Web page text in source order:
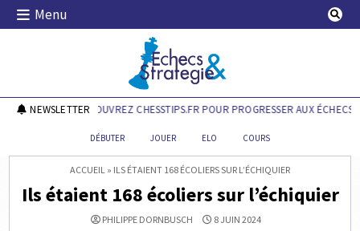
Skip
Menu
Echecs & Stratégie
NEWSLETTERDÉCOUVREZ CHESSTIPS.FR POUR PROGRESSER AUX ÉCHECS !
DÉBUTER JOUER ELO COURS
ACCUEIL » ILS ÉTAIENT 168 ÉCOLIERS SUR L’ÉCHIQUIER
Ils étaient 168 écoliers sur l’échiquier
PHILIPPE DORNBUSCH 8 JUIN 2024